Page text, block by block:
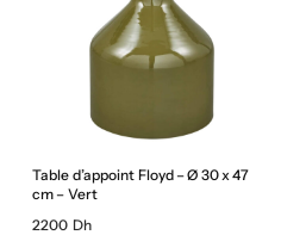
Table d’appoint Floyd – Ø 30 x 47
cm – Vert
2200 Dh